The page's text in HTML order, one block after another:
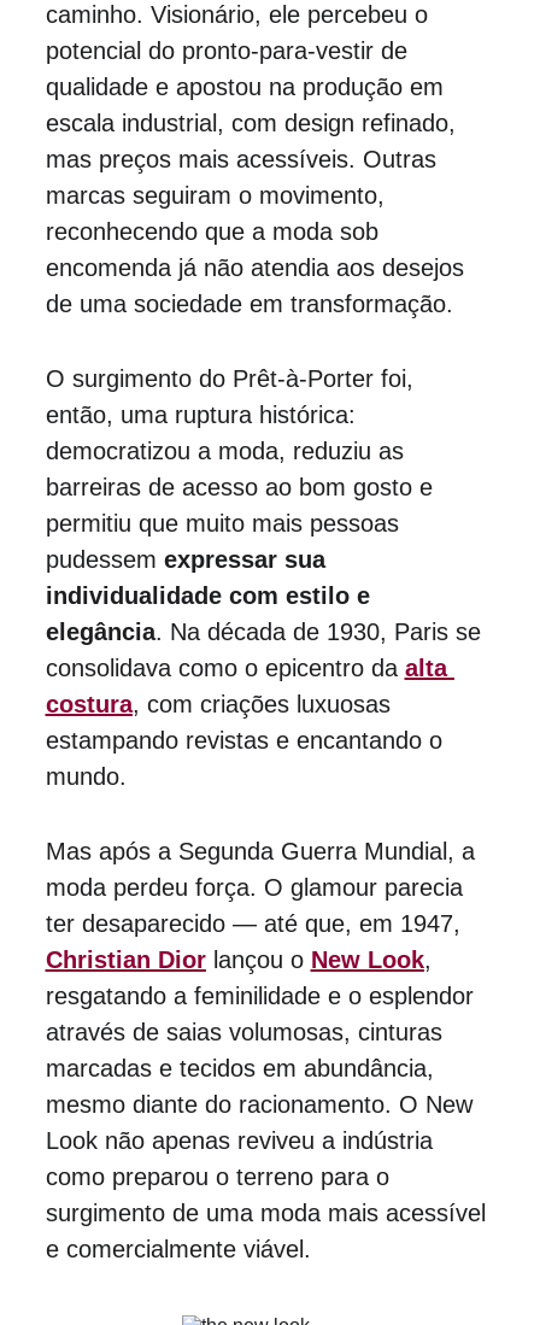
caminho. Visionário, ele percebeu o
potencial do pronto-para-vestir de
qualidade e apostou na produção em
escala industrial, com design refinado,
mas preços mais acessíveis. Outras
marcas seguiram o movimento,
reconhecendo que a moda sob
encomenda já não atendia aos desejos
de uma sociedade em transformação.
O surgimento do Prêt-à-Porter foi,
então, uma ruptura histórica:
democratizou a moda, reduziu as
barreiras de acesso ao bom gosto e
permitiu que muito mais pessoas
pudessem expressar sua
individualidade com estilo e
elegância. Na década de 1930, Paris se
consolidava como o epicentro da alta
costura, com criações luxuosas
estampando revistas e encantando o
mundo.
Mas após a Segunda Guerra Mundial, a
moda perdeu força. O glamour parecia
ter desaparecido — até que, em 1947,
Christian Dior lançou o New Look,
resgatando a feminilidade e o esplendor
através de saias volumosas, cinturas
marcadas e tecidos em abundância,
mesmo diante do racionamento. O New
Look não apenas reviveu a indústria
como preparou o terreno para o
surgimento de uma moda mais acessível
e comercialmente viável.